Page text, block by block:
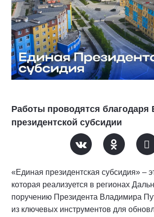
Работы проводятся благодаря
президентской субсидии
«Единая президентская субсидия» –
которая реализуется в регионах
поручению Президента Владимира
из ключевых инструментов для